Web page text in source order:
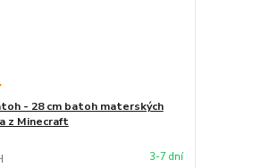
- 28 cm batoh materských
z Minecraft
3-7 dní